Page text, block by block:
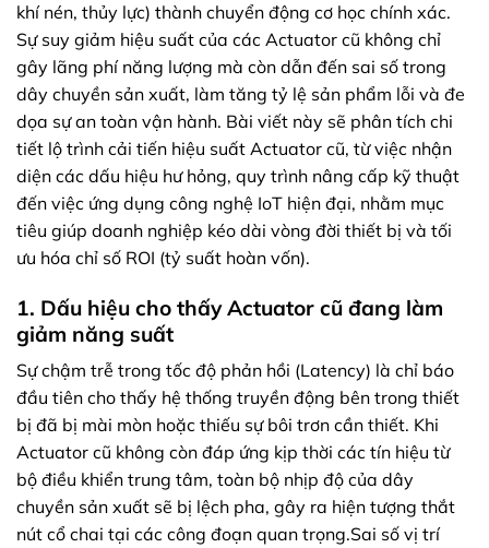
khí nén, thủy lực) thành chuyển động cơ học chính xác.
Sự suy giảm hiệu suất của các Actuator cũ không chỉ
gây lãng phí năng lượng mà còn dẫn đến sai số trong
dây chuyền sản xuất, làm tăng tỷ lệ sản phẩm lỗi và đe
dọa sự an toàn vận hành. Bài viết này sẽ phân tích chi
tiết lộ trình cải tiến hiệu suất Actuator cũ, từ việc nhận
diện các dấu hiệu hư hỏng, quy trình nâng cấp kỹ thuật
đến việc ứng dụng công nghệ IoT hiện đại, nhằm mục
tiêu giúp doanh nghiệp kéo dài vòng đời thiết bị và tối
ưu hóa chỉ số ROI (tỷ suất hoàn vốn).
1. Dấu hiệu cho thấy Actuator cũ đang làm
giảm năng suất
Sự chậm trễ trong tốc độ phản hồi (Latency) là chỉ báo
đầu tiên cho thấy hệ thống truyền động bên trong thiết
bị đã bị mài mòn hoặc thiếu sự bôi trơn cần thiết. Khi
Actuator cũ không còn đáp ứng kịp thời các tín hiệu từ
bộ điều khiển trung tâm, toàn bộ nhịp độ của dây
chuyền sản xuất sẽ bị lệch pha, gây ra hiện tượng thắt
nút cổ chai tại các công đoạn quan trọng.Sai số vị trí